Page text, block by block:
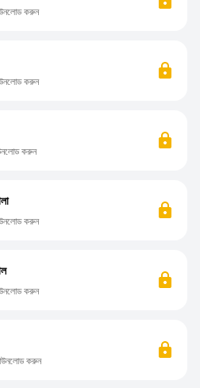
করুন
করুন
করুন
করুন
করুন
করুন